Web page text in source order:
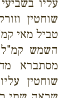
עליו
שוחטין
טביל מאי
השמש
מסתברא
שוחטין